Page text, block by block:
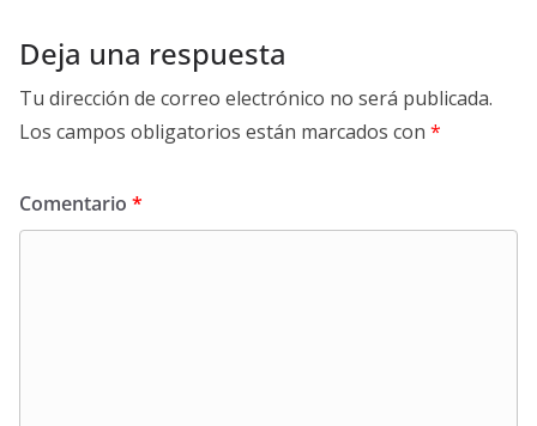
Deja una respuesta
Tu dirección de correo electrónico no será publicada.
Los campos obligatorios están marcados con *
Comentario *